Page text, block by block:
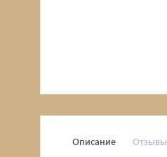
Описание Отзывы